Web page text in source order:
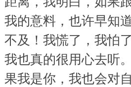
我的意料，也许早知
不及！我慌了，我怕
我也真的很用心去听
果我是你，我也会对